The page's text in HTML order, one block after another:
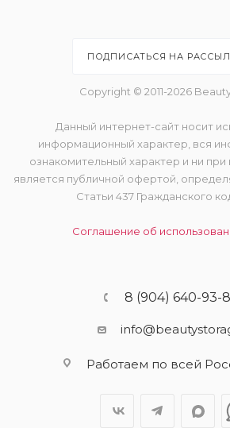
ПОДПИСАТЬСЯ НА
Copyright © 2011-2026
Данный интернет-сайт носит
информационный характер, вся
ознакомительный характер и ни при
является публичной офертой,
Статьи 437 Гражданского
Соглашение об
8 (904) 640-93-
Работаем по всей